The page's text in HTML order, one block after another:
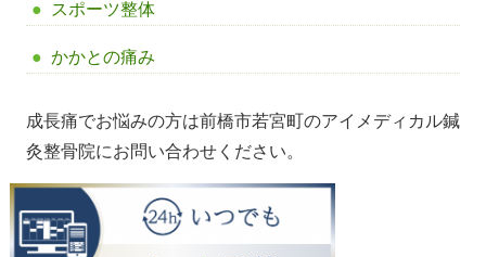
スポーツ整体
かかとの痛み
成長痛でお悩みの方は前橋市若宮町のアイメディカル鍼
灸整骨院にお問い合わせください。